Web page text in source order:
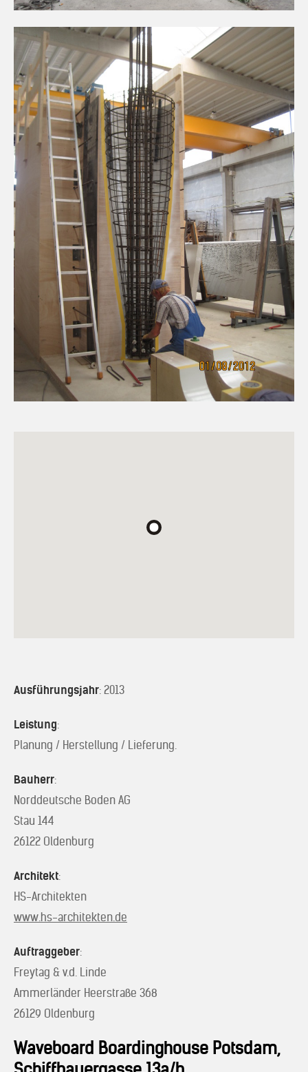
Ausführungsjahr: 2013
Leistung:
Planung / Herstellung / Lieferung.
Bauherr:
Norddeutsche Boden AG
Stau 144
26122 Oldenburg
Architekt:
HS-Architekten
www.hs-architekten.de
Auftraggeber:
Freytag & v.d. Linde
Ammerländer Heerstraße 368
26129 Oldenburg
Waveboard Boardinghouse Potsdam,